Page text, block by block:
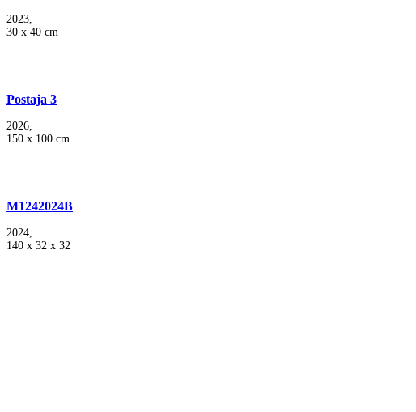
2023,
30 x 40 cm
Postaja 3
2026,
150 x 100 cm
M1242024B
2024,
140 x 32 x 32